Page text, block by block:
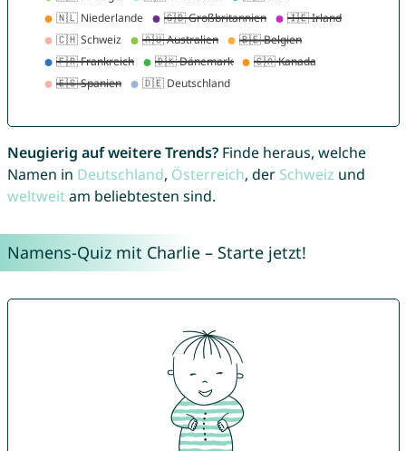
Neugierig auf weitere Trends?Finde heraus, welche
Namen in Deutschland, Österreich, der Schweiz und
weltweitam beliebtesten sind.
Namens-Quiz mit Charlie – Starte jetzt!